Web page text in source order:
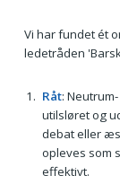
Vi har fundet ét
ledetråden
Råt:
utilsløret og
debat eller
opleves som
effektivt.